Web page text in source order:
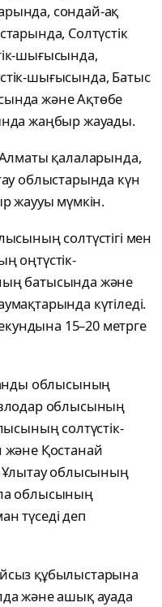
сондай-ақ
Солтүстік
шығысында,
шығысында, Батыс
және Ақтөбе
жаңбыр жауады.
қалаларында,
облыстарында күн
жаууы мүмкін.
солтүстігі мен
оңтүстік-
батысында және
күтіледі.
15–20 метрге
облысының
облысының
солтүстік-
Қостанай
Ұлытау облысының
облысының
түседі деп
құбылыстарына
және ашық ауада